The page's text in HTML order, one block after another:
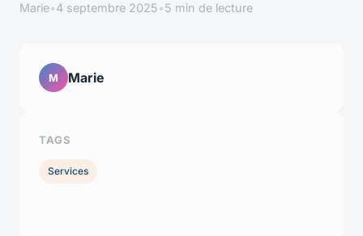
Marie•4 septembre 2025•5 min de lecture
M Marie
TAGS
Services